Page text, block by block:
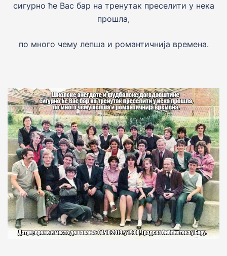
сигурно ће Вас бар на тренутак преселити у нека
прошла,
по много чему лепша и романтичниjа времена.